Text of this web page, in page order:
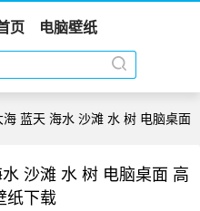
页 电脑壁纸
海 蓝天 海水 沙滩 水 树 电脑桌面
沙滩 水 树 电脑桌面 高
纸下载